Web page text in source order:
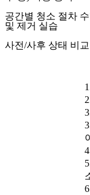
공간별 청소 절차
및 제거 실습
사전/사후 상태 비